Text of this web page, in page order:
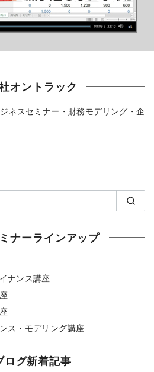
オントラック
ネスセミナー・財務モデリング・企
ナーラインアップ
ナンス講座
ス・モデリング講座
ログ新着記事